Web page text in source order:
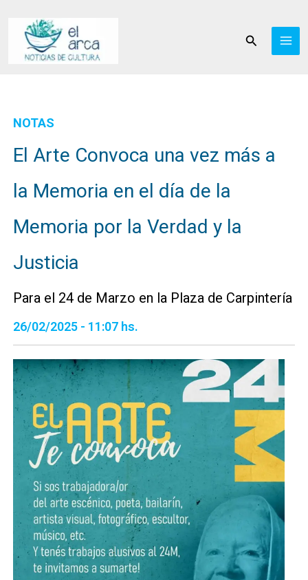
contenido
Buscar
NOTAS
El Arte Convoca una vez más a
la Memoria en el día de la
Memoria por la Verdad y la
Justicia
Para el 24 de Marzo en la Plaza de Carpintería
26/02/2025 - 11:07 hs.